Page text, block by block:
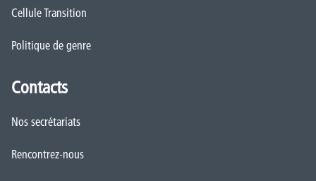
Cellule Transition
Politique de genre
Contacts
Nos secrétariats
Rencontrez-nous